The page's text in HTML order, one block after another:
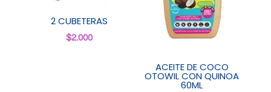
2 CUBETERAS
$2.000
ACEITE DE COCO
OTOWIL CON QUINOA
60ML